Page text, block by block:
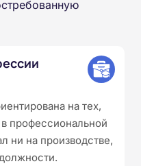
на тех,
профессиональной
ни на производстве,